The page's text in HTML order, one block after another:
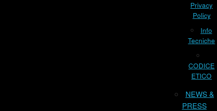
Privacy
Policy
Info
Tecniche
CODICE
ETICO
NEWS &
PRESS